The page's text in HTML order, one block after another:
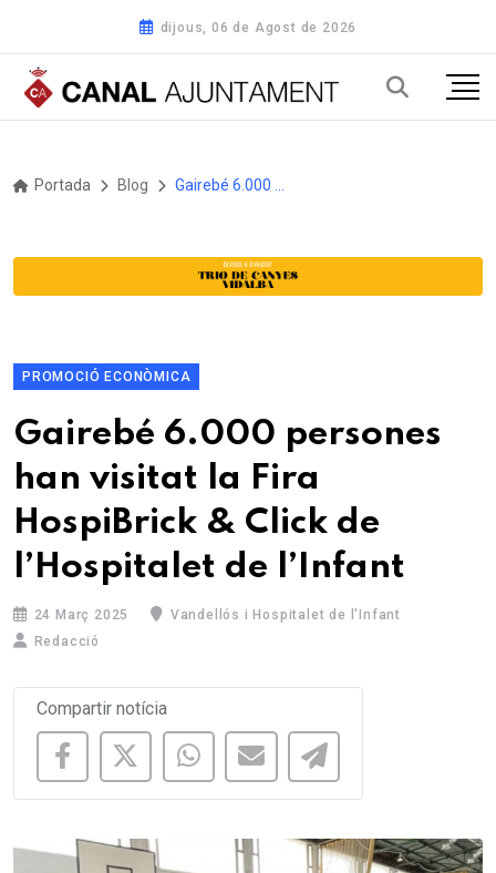
dijous, 06 de Agost de 2026
Portada Blog
PROMOCIÓ ECONÒMICA
Gairebé 6.000 persones
han visitat la Fira
HospiBrick & Click de
l’Hospitalet de l’Infant
24 Març 2025
Vandellós i Hospitalet de l'Infant
Redacció
Compartir notícia